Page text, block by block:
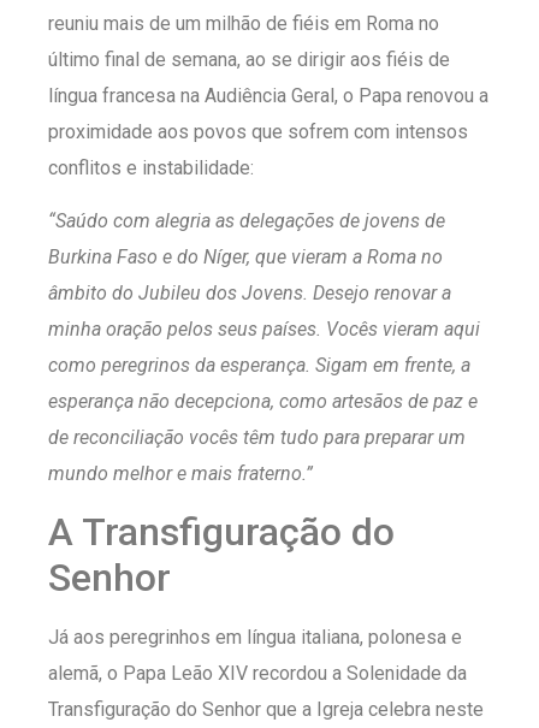
reuniu mais de um milhão de fiéis em Roma no
último final de semana, ao se dirigir aos fiéis de
língua francesa na Audiência Geral, o Papa renovou a
proximidade aos povos que sofrem com intensos
conflitos e instabilidade:
“Saúdo com alegria as delegações de jovens de
Burkina Faso e do Níger, que vieram a Roma no
âmbito do Jubileu dos Jovens. Desejo renovar a
minha oração pelos seus países. Vocês vieram aqui
como peregrinos da esperança. Sigam em frente, a
esperança não decepciona, como artesãos de paz e
de reconciliação vocês têm tudo para preparar um
mundo melhor e mais fraterno.”
A Transfiguração do
Senhor
Já aos peregrinhos em língua italiana, polonesa e
alemã, o Papa Leão XIV recordou a Solenidade da
Transfiguração do Senhor que a Igreja celebra neste